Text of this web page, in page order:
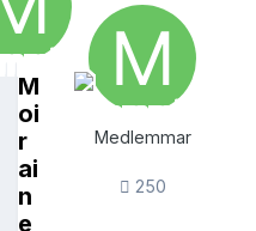
M
oi
r
ai
n
e
Medlemmar
250